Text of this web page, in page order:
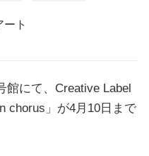
ート
館にて、Creative Label
chorus」が4月10日まで